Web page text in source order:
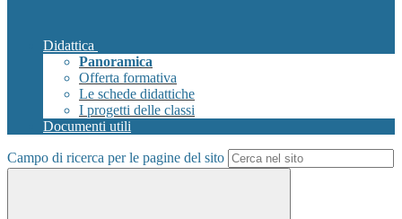
Didattica
Panoramica
Offerta formativa
Le schede didattiche
I progetti delle classi
Documenti utili
Campo di ricerca per le pagine del sito